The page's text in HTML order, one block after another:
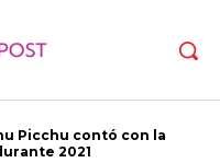
Picchu contó con la
2021